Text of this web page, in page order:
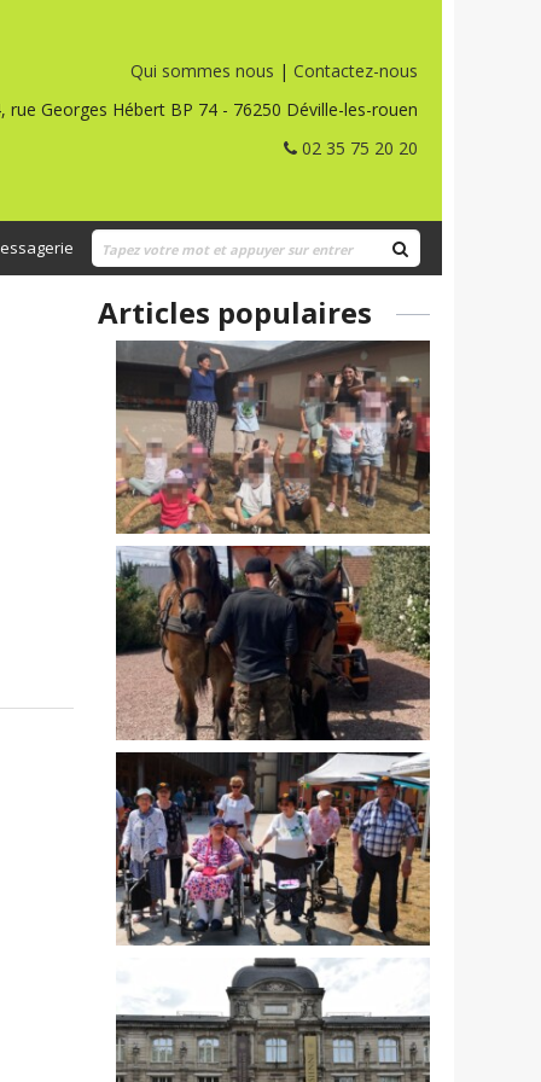
Qui sommes nous | Contactez-nous
rue Georges Hébert BP 74 - 76250 Déville-les-rouen
02 35 75 20 20
Articles populaires